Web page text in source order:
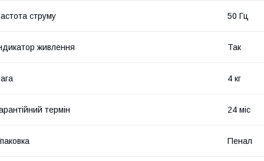
струму 50 Гц
живлення Так
4 кг
термін 24 міс
Пенал